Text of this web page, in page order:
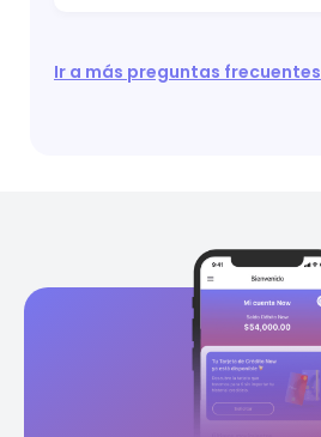
Ir a más preguntas frecuentes